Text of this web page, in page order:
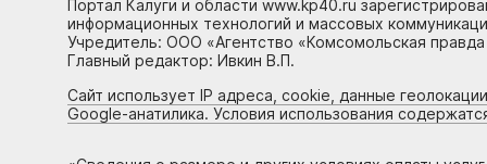
Портал Калуги и области www.kp40.ru
информационных технологий и массовых
Учредитель: ООО «Агентство «Комсомольская правда
Главный редактор: Ивкин В.П.
Сайт использует IP адреса, cookie, данные
Google-анатилика. Условия использования